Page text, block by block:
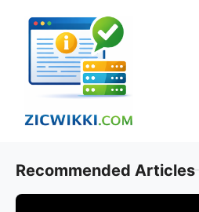
content
Recommended Articles